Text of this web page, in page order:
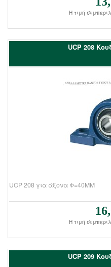
Η τιμή
UCΡ 208
UCP 208 για άξονα Φ=40ΜΜ
Η τιμή
UCΡ 209